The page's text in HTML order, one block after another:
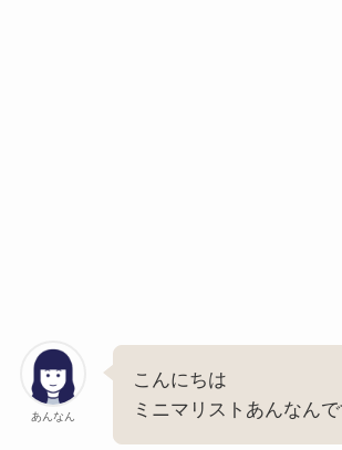
あんなん
こんにちは
ミニマリストあんなん